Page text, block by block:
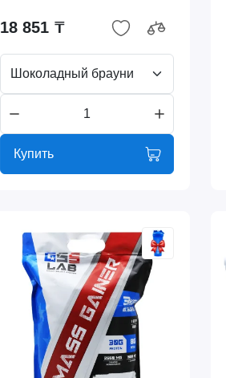
18 851 ₸
Шоколадный брауни
Купить